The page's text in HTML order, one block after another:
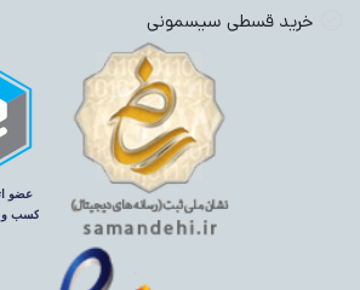
خرید قسطی سیسمونی